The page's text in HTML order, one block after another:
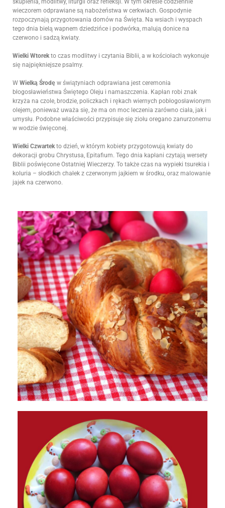
wieczorem odprawiane są nabożeństwa w cerkwiach. Gospodynie
rozpoczynają przygotowania domów na Święta. Na wsiach i wyspach
tego dnia bielą wapnem dziedzińce i podwórka, malują donice na
czerwono i sadzą kwiaty.
Wielki Wtorek to czas modlitwy i czytania Biblii, a w kościołach wykonuje
się najpiękniejsze psalmy.
W Wielką Środę w świątyniach odprawiana jest ceremonia
błogosławieństwa Świętego Oleju i namaszczenia. Kapłan robi znak
krzyża na czole, brodzie, policzkach i rękach wiernych pobłogosławionym
olejem, ponieważ uważa się, że ma on moc leczenia zarówno ciała, jak i
umysłu. Podobne właściwości przypisuje się ziołu oregano zanurzonemu
w wodzie święconej.
Wielki Czwartek to dzień, w którym kobiety przygotowują kwiaty do
dekoracji grobu Chrystusa, Epitafium. Tego dnia kapłani czytają wersety
Biblii poświęcone Ostatniej Wieczerzy. To także czas na wypieki tsurekia i
koluria – słodkich chałek z czerwonym jajkiem w środku, oraz malowanie
jajek na czerwono.